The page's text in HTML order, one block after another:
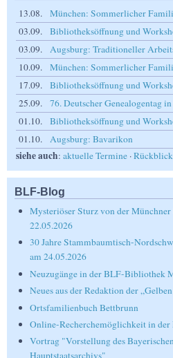
13.08.
München: Sommerlicher
03.09.
Bibliotheksöffnung und
03.09.
Augsburg: Traditioneller
10.09.
München: Sommerlicher
17.09.
Bibliotheksöffnung und
25.09.
76. Deutscher Genealogentag
01.10.
Bibliotheksöffnung und
01.10.
Augsburg: Bavarikon
siehe auch: aktuelle Termine ·
BLF-Blog
Mysteriöser Sturz von der
22.05.2026
30 Jahre Stammbaumtisch-
am 24.05.2026
Neuzugänge in der BLF-Bibliothek
Neues aus der Redaktion der
Ortsfamilienbuch Bettbrunn
Online-Recherchemöglichkeit in
Vortrag "Vorstellung des
Hauptstaatsarchivs"